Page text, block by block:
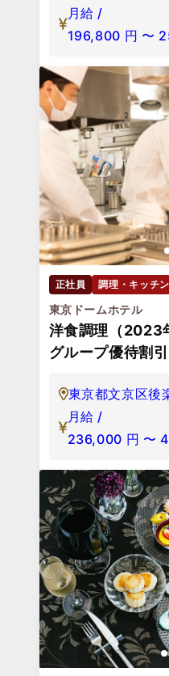
月給 /
196,800 円 〜
正社員 調理・キッチ
東京ドームホテル
洋食調理（2023
グループ優待割
東京都文京区後
月給 /
236,000 円 〜